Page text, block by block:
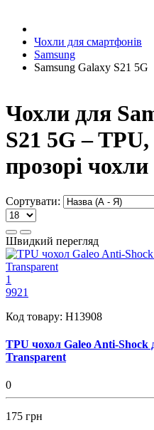
Чохли для смартфонів
Samsung
Samsung Galaxy S21 5G
Чохли для
S21 5G – TPU,
прозорі чохли
Сортувати:
Швидкий перегляд
1
9921
Код товару: H13908
TPU чохол Galeo Anti-Shock
Transparent
0
175 грн